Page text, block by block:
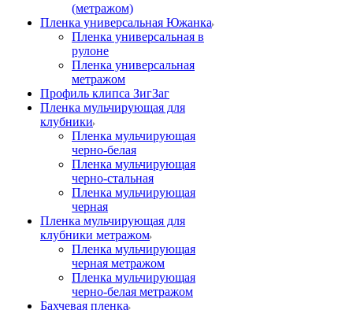
(метражом)
Пленка универсальная Южанка
Пленка универсальная в
рулоне
Пленка универсальная
метражом
Профиль клипса ЗигЗаг
Пленка мульчирующая для
клубники
Пленка мульчирующая
черно-белая
Пленка мульчирующая
черно-стальная
Пленка мульчирующая
черная
Пленка мульчирующая для
клубники метражом
Пленка мульчирующая
черная метражом
Пленка мульчирующая
черно-белая метражом
Бахчевая пленка